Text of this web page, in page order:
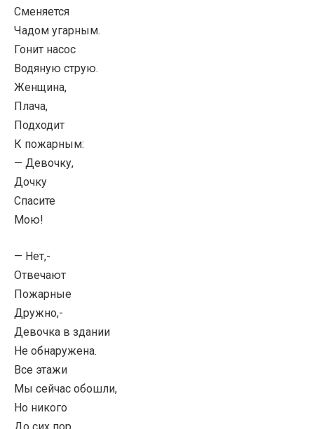
Сменяется
Чадом угарным.
Гонит насос
Водяную струю.
Женщина,
Плача,
Подходит
К пожарным:
— Девочку,
Дочку
Спасите
Мою!
— Нет,-
Отвечают
Пожарные
Дружно,-
Девочка в здании
Не обнаружена.
Все этажи
Мы сейчас обошли,
Но никого